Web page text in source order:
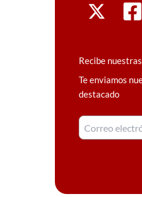
Recibe
Te enviamos
destacado